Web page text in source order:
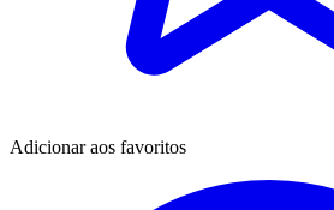
Adicionar aos favoritos